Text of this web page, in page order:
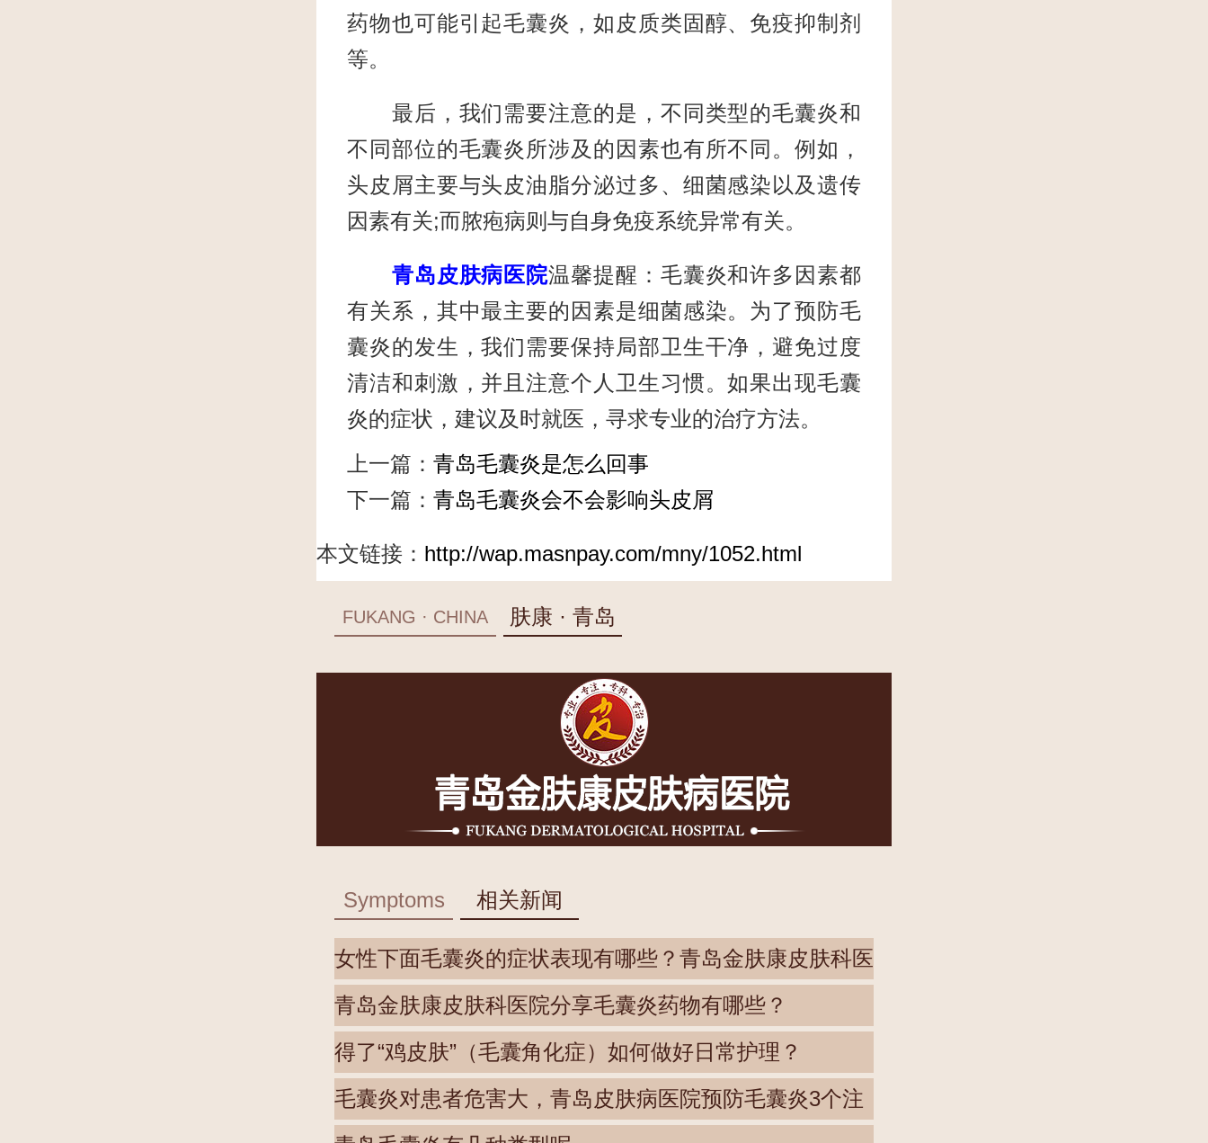
药物也可能引起毛囊炎，如皮质类固醇、免疫抑制剂
等。
最后，我们需要注意的是，不同类型的毛囊炎和
不同部位的毛囊炎所涉及的因素也有所不同。例如，
头皮屑主要与头皮油脂分泌过多、细菌感染以及遗传
因素有关;而脓疱病则与自身免疫系统异常有关。
青岛皮肤病医院温馨提醒：毛囊炎和许多因素都
有关系，其中最主要的因素是细菌感染。为了预防毛
囊炎的发生，我们需要保持局部卫生干净，避免过度
清洁和刺激，并且注意个人卫生习惯。如果出现毛囊
炎的症状，建议及时就医，寻求专业的治疗方法。
上一篇： 青岛毛囊炎是怎么回事
下一篇： 青岛毛囊炎会不会影响头皮屑
本文链接： http://wap.masnpay.com/mny/1052.html
FUKANG · CHINA 肤康 · 青岛
Symptoms 相关新闻
女性下面毛囊炎的症状表现有哪些？青岛金肤康皮肤科医
青岛金肤康皮肤科医院分享毛囊炎药物有哪些？
得了“鸡皮肤”（毛囊角化症）如何做好日常护理？
毛囊炎对患者危害大，青岛皮肤病医院预防毛囊炎3个注